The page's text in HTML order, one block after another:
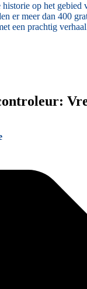
op het gebied
er meer dan 400
een prachtig